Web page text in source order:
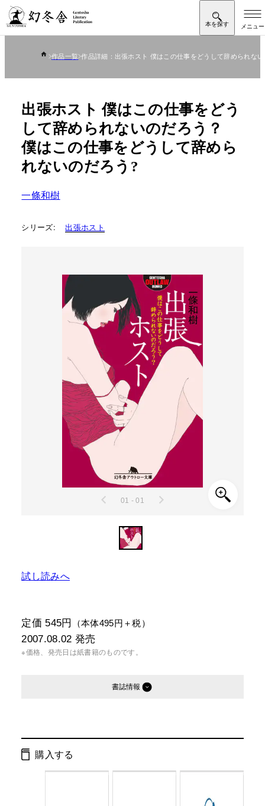
作品一覧 作品詳細：出張ホスト 僕はこの仕事をどうして辞められ
出張ホスト 僕はこの仕事をどう
して辞められないのだろう？
僕はこの仕事をどうして辞めら
れないのだろう?
一條和樹
シリーズ: 出張ホスト
01 - 01
試し読みへ
定価 545円 （本体495円＋税）
2007.08.02 発売
※価格、発売日は紙書籍のものです。
書誌情報
ページ数：
購入する